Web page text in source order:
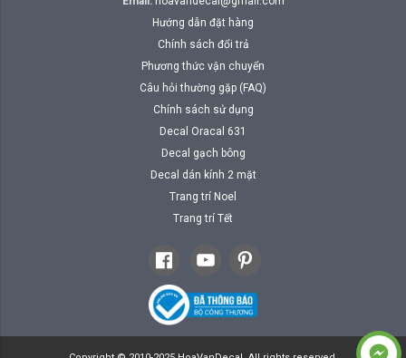
Hướng dẫn đặt hàng
Chính sách đổi trả
Phương thức vận chuyển
Câu hỏi thường gặp (FAQ)
Chính sách sử dụng
Decal Oracal 631
Decal gạch bông
Decal dán kính 2 mặt
Trang trí Noel
Trang trí Tết